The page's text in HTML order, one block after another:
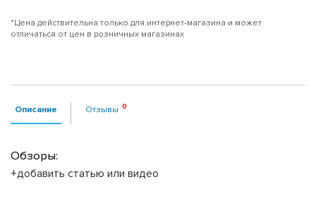
*Цена действительна только для интернет-магазина и может
отличаться от цен в розничных магазинах
Описание Отзывы
Обзоры:
+добавить статью или видео